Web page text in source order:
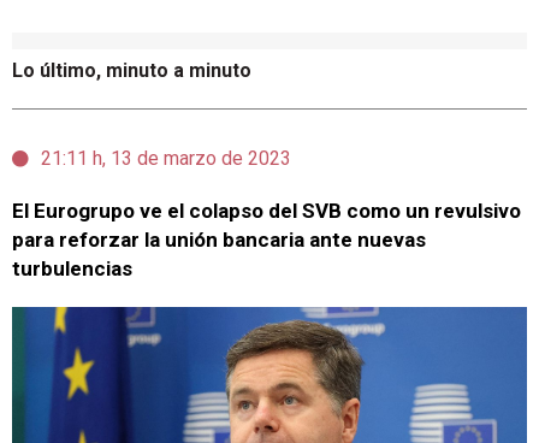
Lo último, minuto a minuto
21:11 h, 13 de marzo de 2023
El Eurogrupo ve el colapso del SVB como un revulsivo
para reforzar la unión bancaria ante nuevas
turbulencias